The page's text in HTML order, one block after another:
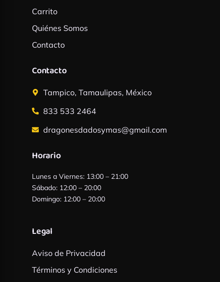
Carrito
Quiénes Somos
Contacto
Contacto
Tampico, Tamaulipas, México
833 533 2464
dragonesdadosymas@gmail.com
Horario
Lunes a Viernes: 13:00 – 21:00
Sábado: 12:00 – 20:00
Domingo: 12:00 – 20:00
Legal
Aviso de Privacidad
Términos y Condiciones